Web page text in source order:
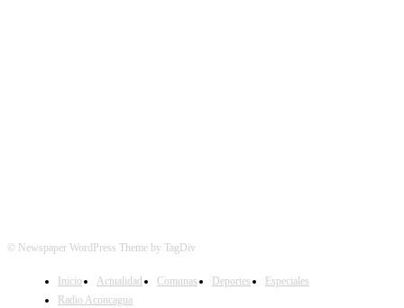
© Newspaper WordPress Theme by TagDiv
Inicio Actualidad Comunas Deportes
Especiales
Radio Aconcagua